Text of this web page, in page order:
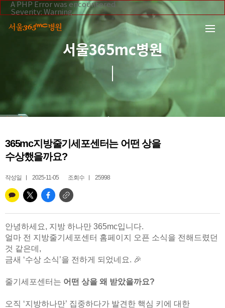
A PHP Error was encountered
Severity: Warning
Message: Invalid argument supplied for foreach()
Filename: _inc/header_body.php
Line Number: 108
/home/suction/public_html/application/views/mobile/
Line: 108
Function: _error_handler
/home/suction/public_html/application/views/mobile/
Line: 295
Function: include
/home/suction/public_html/application/core/
File:
/home/suction/public_html/application/controllers/
Line: 255
Function: view_print
Line: 327
본문 바로가기
서울365mc병원
365mc지방줄기세포센터는 어떤 상을
수상했을까요?
작성일 2025-11-05 조회수 25998
안녕하세요, 지방 하나만 365mc입니다.
얼마 전 지방줄기세포센터 홈페이지 오픈 소식을 전해드렸던
것 같은데,
금새 ‘수상 소식’을 전하게 되었네요. 🎉
줄기세포센터는 어떤 상을 왜 받았을까요?
오직 ‘지방하나만’ 집중하다가 발견한 핵심 키에 대한